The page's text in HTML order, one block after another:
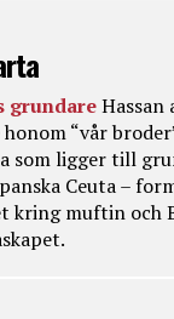
grundareHassan
“vår
som ligger till
Ceuta –
kring muftin och